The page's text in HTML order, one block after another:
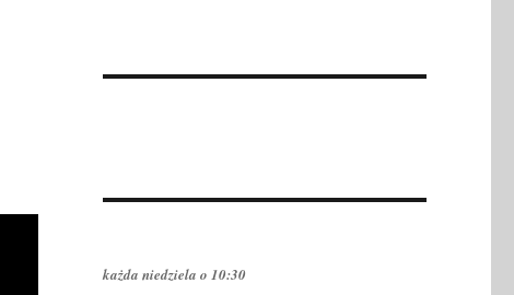
każda niedziela o 10:30